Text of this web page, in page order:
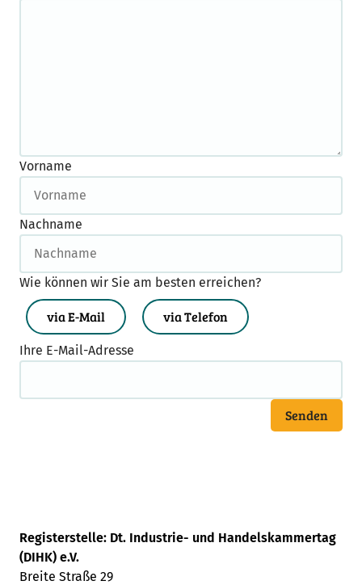
Vorname
Nachname
Wie können wir Sie am besten erreichen?
via E-Mail via Telefon
Ihre E-Mail-Adresse
Senden
Registerstelle: Dt. Industrie- und Handelskammertag
(DIHK) e.V.
Breite Straße 29